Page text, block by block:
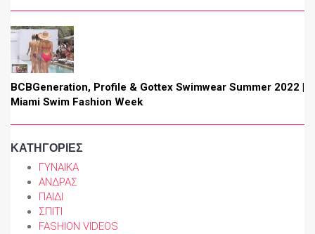
BCBGeneration, Profile & Gottex Swimwear Summer 2022 |
Miami Swim Fashion Week
ΚΑΤΗΓΟΡΙΕΣ
ΓΥΝΑΙΚΑ
ΑΝΔΡΑΣ
ΠΑΙΔΙ
ΣΠΙΤΙ
FASHION VIDEOS